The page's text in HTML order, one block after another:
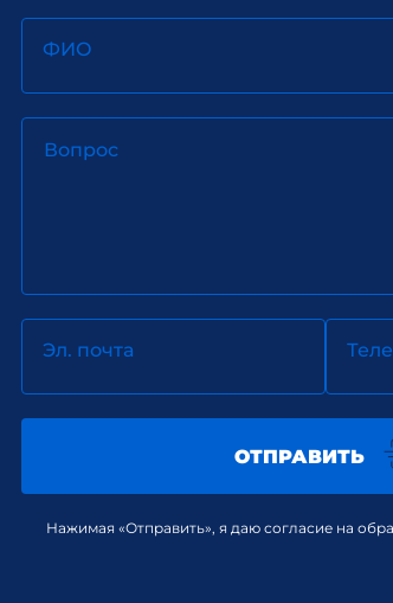
ФИО
Вопрос
Эл. почта
ОТПРАВИТЬ
Нажимая «Отправить», я даю согласие на